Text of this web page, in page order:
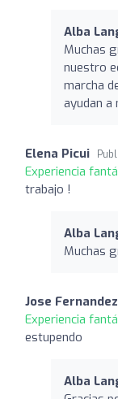
Alba
Muchas
nuestro
marcha
ayudan a
Elena Picui
Experiencia
trabajo !
Alba
Muchas
Jose
Experiencia
estupendo
Alba